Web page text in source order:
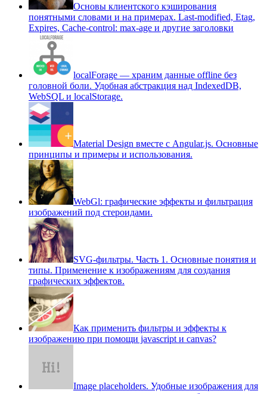
Основы клиентского кэширования
понятными словами и на примерах. Last-modified, Etag,
Expires, Cache-control: max-age и другие заголовки
localForage — храним данные offline без
головной боли. Удобная абстракция над IndexedDB,
WebSQL и localStorage.
Material Design вместе с Angular.js. Основные
принципы и примеры и использования.
WebGl: графические эффекты и фильтрация
изображений под стероидами.
SVG-фильтры. Часть 1. Основные понятия и
типы. Применение к изображениям для создания
графических эффектов.
Как применить фильтры и эффекты к
изображению при помощи javascript и canvas?
Image placeholders. Удобные изображения для